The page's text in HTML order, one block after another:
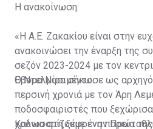
Η ανακοίνωση:
«Η Α.Ε. Ζακακίου είναι στην
ανακοινώσει την έναρξη της
σεζόν 2023-2024 με τον
Έβορα Νασιμέντο.
Ο Ντελμίρο σήκωσε ως
περσινή χρονιά με τον Άρη
ποδοσφαιριστές που
χρόνια στη ξέφρενη πορεία
Καλωσορίζουμε έναν